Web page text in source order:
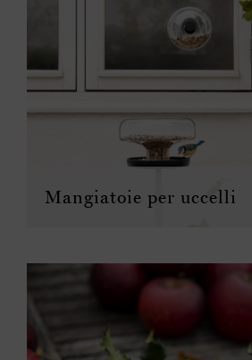
Mangiatoie per uccelli